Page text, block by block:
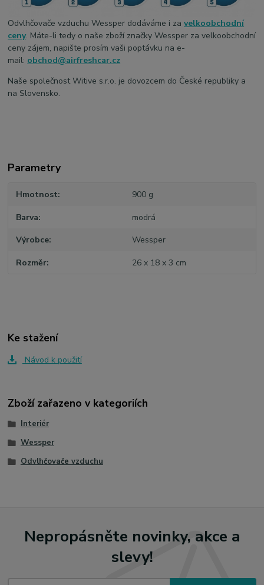
Odvlhčovače vzduchu Wessper dodáváme i zavelkoobchodní
ceny. Máte-li tedy o naše zboží značky Wessper za velkoobchodní
ceny zájem, napište prosím vaši poptávku na e-
mail: obchod@airfreshcar.cz
Naše společnost Witive s.r.o. je dovozcem do České republiky a
na Slovensko.
Parametry
Hmotnost 900 g
Barva modrá
Výrobce Wessper
Rozměr 26 x 18 x 3 cm
Ke stažení
Návod k použití
Zboží zařazeno v kategoriích
Interiér
Wessper
Odvlhčovače vzduchu
Nepropásněte novinky, akce a
slevy!